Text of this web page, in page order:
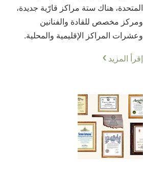
المتحدة، هناك ستة مراكز قارّية جديدة،
ومركز مخصص للقادة والفنانين
وعشرات المراكز الإقليمية والمحلية.
إقرأ المزيد